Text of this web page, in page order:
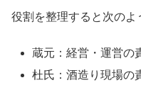
役割を整理すると次のよ
蔵元：経営・運営の
杜氏：酒造り現場の